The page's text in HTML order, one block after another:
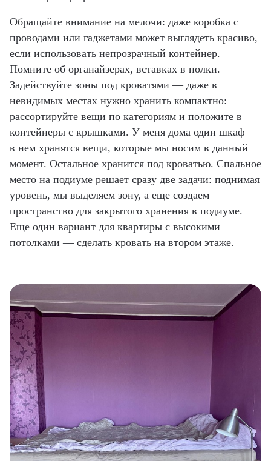
Обращайте внимание на мелочи: даже коробка с
проводами или гаджетами может выглядеть красиво,
если использовать непрозрачный контейнер.
Помните об органайзерах, вставках в полки.
Задействуйте зоны под кроватями — даже в
невидимых местах нужно хранить компактно:
рассортируйте вещи по категориям и положите в
контейнеры с крышками. У меня дома один шкаф —
в нем хранятся вещи, которые мы носим в данный
момент. Остальное хранится под кроватью. Спальное
место на подиуме решает сразу две задачи: поднимая
уровень, мы выделяем зону, а еще создаем
пространство для закрытого хранения в подиуме.
Еще один вариант для квартиры с высокими
потолками — сделать кровать на втором этаже.